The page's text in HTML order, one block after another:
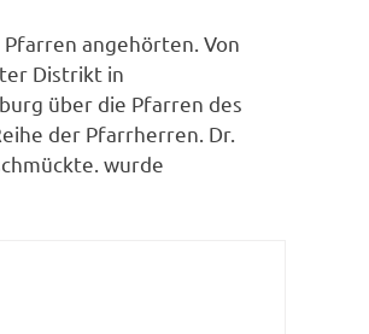
angehörten. Von
Distrikt in
über die Pfarren des
der Pfarrherren. Dr.
wurde